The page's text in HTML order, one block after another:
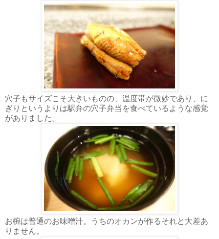
穴子もサイズこそ大きいものの、温度帯が微妙であり、に
ぎりというよりは駅弁の穴子弁当を食べているような感覚
がありました。
お椀は普通のお味噌汁。うちのオカンが作るそれと大差あ
りません。